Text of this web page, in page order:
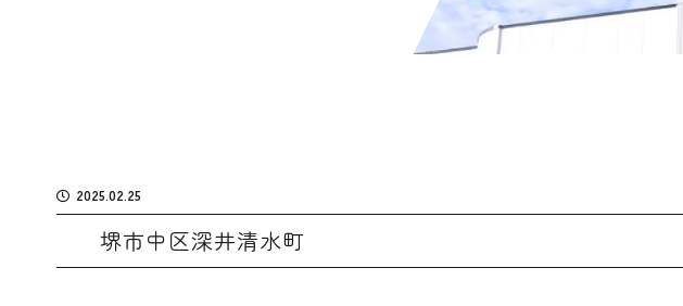
2025.02.25
堺市中区深井清水町